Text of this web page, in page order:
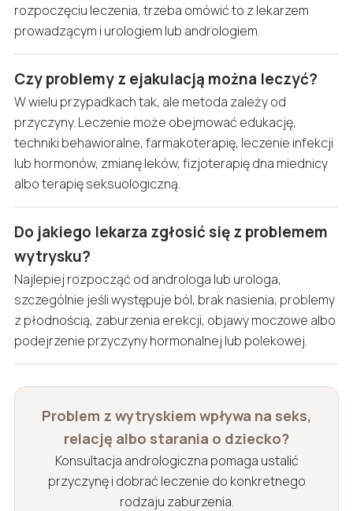
rozpoczęciu leczenia, trzeba omówić to z lekarzem
prowadzącym i urologiem lub andrologiem.
Czy problemy z ejakulacją można leczyć?
W wielu przypadkach tak, ale metoda zależy od
przyczyny. Leczenie może obejmować edukację,
techniki behawioralne, farmakoterapię, leczenie infekcji
lub hormonów, zmianę leków, fizjoterapię dna miednicy
albo terapię seksuologiczną.
Do jakiego lekarza zgłosić się z problemem
wytrysku?
Najlepiej rozpocząć od androloga lub urologa,
szczególnie jeśli występuje ból, brak nasienia, problemy
z płodnością, zaburzenia erekcji, objawy moczowe albo
podejrzenie przyczyny hormonalnej lub polekowej.
Problem z wytryskiem wpływa na seks,
relację albo starania o dziecko?
Konsultacja andrologiczna pomaga ustalić
przyczynę i dobrać leczenie do konkretnego
rodzaju zaburzenia.